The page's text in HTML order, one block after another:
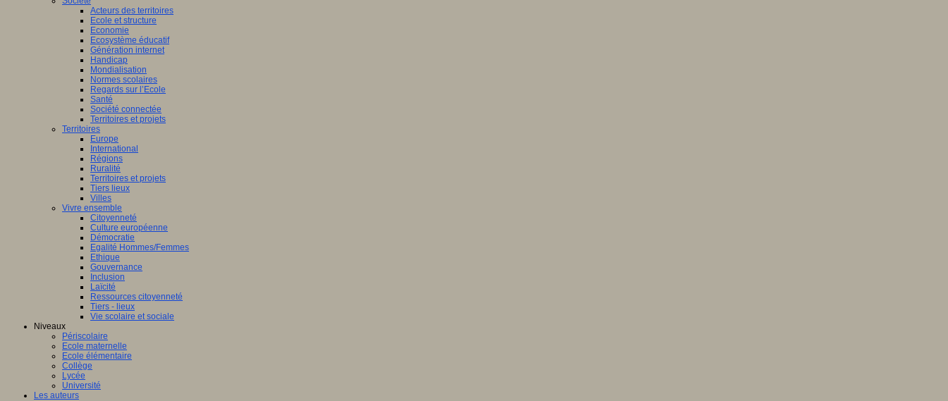
Acteurs des territoires
Ecole et structure
Economie
Ecosystème éducatif
Génération internet
Handicap
Mondialisation
Normes scolaires
Regards sur l’Ecole
Santé
Société connectée
Territoires et projets
Territoires
Europe
International
Régions
Ruralité
Territoires et projets
Tiers lieux
Villes
Vivre ensemble
Citoyenneté
Culture européenne
Démocratie
Egalité Hommes/Femmes
Ethique
Gouvernance
Inclusion
Laïcité
Ressources citoyenneté
Tiers - lieux
Vie scolaire et sociale
Niveaux
Périscolaire
Ecole maternelle
Ecole élémentaire
Collège
Lycée
Université
Les auteurs